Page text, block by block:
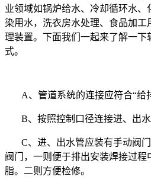
业领域如锅炉给水、冷却循环水
染用水，洗衣房水处理、食品加
理装置。下面我们一起来了解一下
式。
A、管道系统的连接应符合“给
B、按照控制口径连接进、出水
C、进、出水管应装有手动阀
阀门，一则便于排出安装焊接过
脂。二则方便检修。